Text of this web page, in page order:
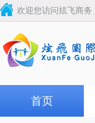
欢迎您访问炫飞商务
首页